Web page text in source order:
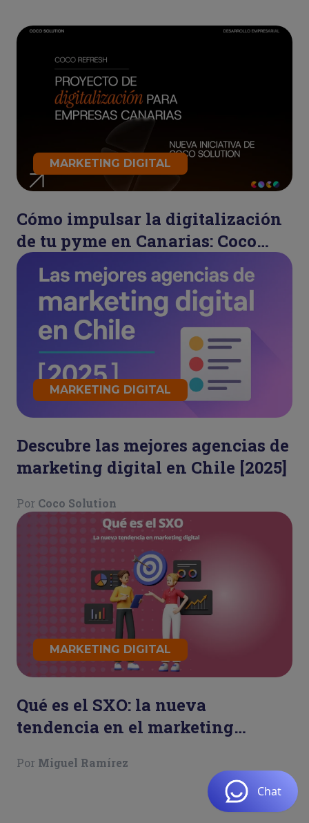
MARKETING DIGITAL
Cómo impulsar la digitalización
de tu pyme en Canarias: Coco
Refresh
MARKETING DIGITAL
Descubre las mejores agencias de
marketing digital en Chile [2025]
Por Coco Solution
MARKETING DIGITAL
Qué es el SXO: la nueva
tendencia en el marketing
Por Miguel Ramírez